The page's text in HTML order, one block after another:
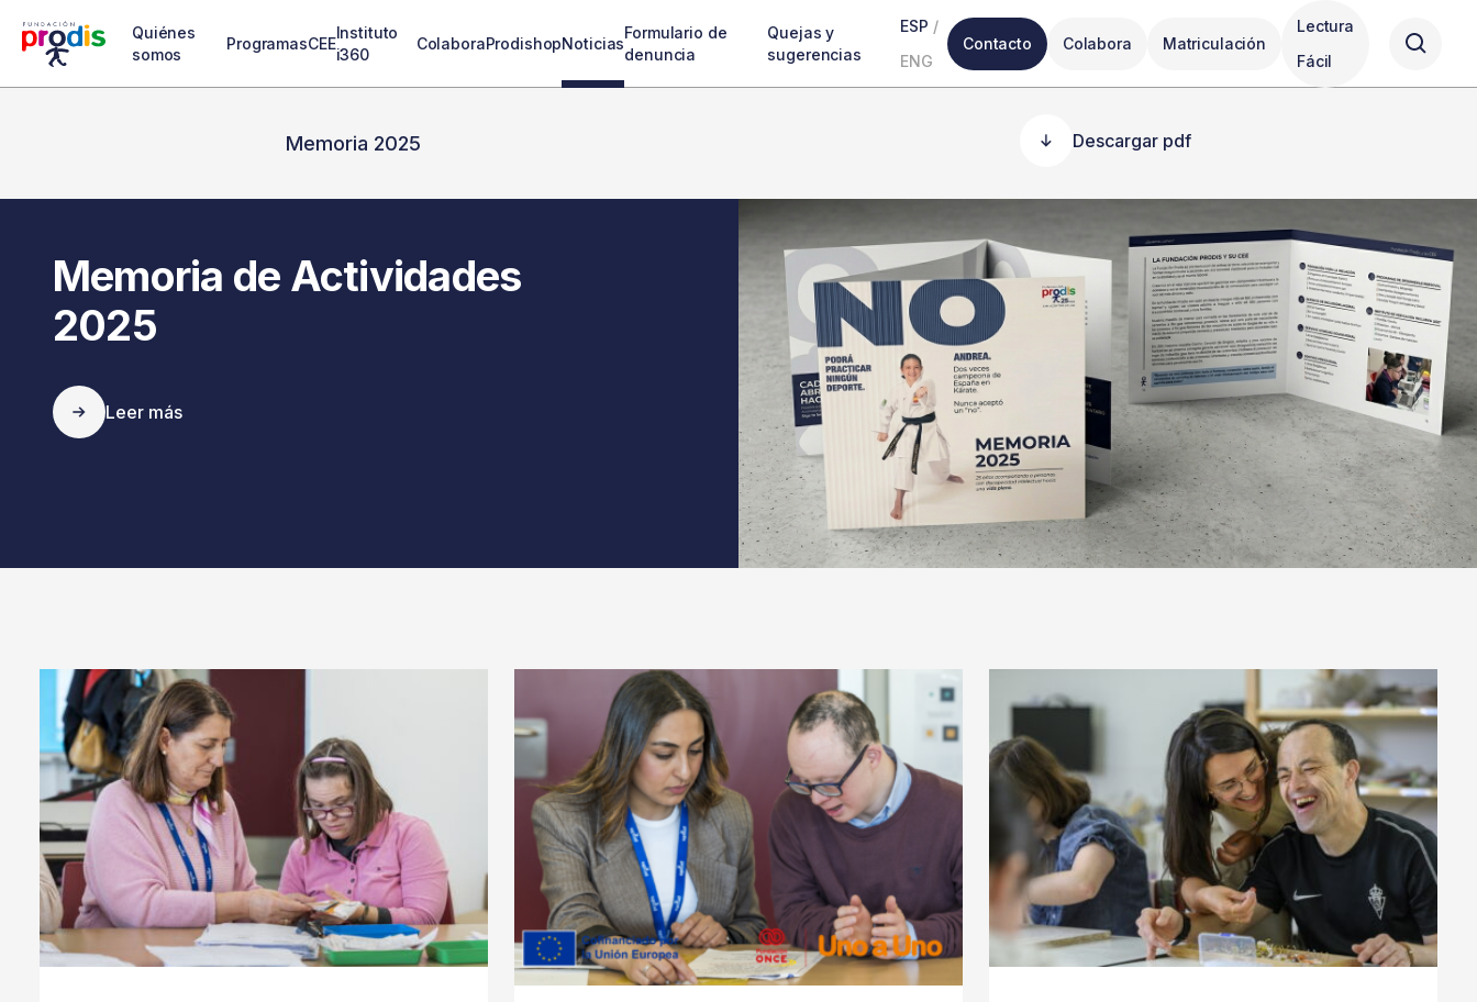
Quiénes
somos
ProgramasCEE
Instituto
i360
ColaboraProdishopNoticias
Formulario de
denuncia
Quejas y
sugerencias
ESP /
ENG
Contacto Colabora Matriculación
Lectura
Fácil
Memoria 2025 Descargar pdf
Memoria de Actividades
2025
Leer más